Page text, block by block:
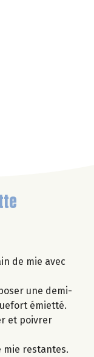
de mie avec
une demi-
émietté.
et poivrer
mie restantes.